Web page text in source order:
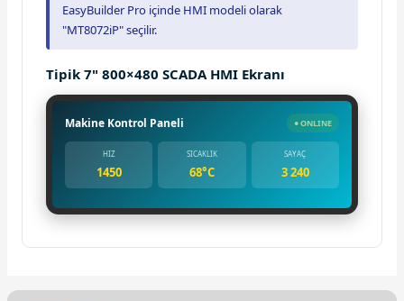
EasyBuilder Pro içinde HMI modeli olarak
"MT8072iP" seçilir.
Tipik 7" 800×480 SCADA HMI Ekranı
Makine Kontrol Paneli ● ONLINE
HIZ
1450
SICAKLIK
68°C
SAYAÇ
3 240